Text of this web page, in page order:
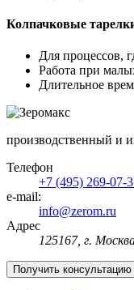
Колпачковые
Для процессов,
Работа при
Длительное
производственный и
Телефон
+7 (495) 269-07-
e-mail:
info@zerom.ru
Адрес
125167, г.
Получить консультацию